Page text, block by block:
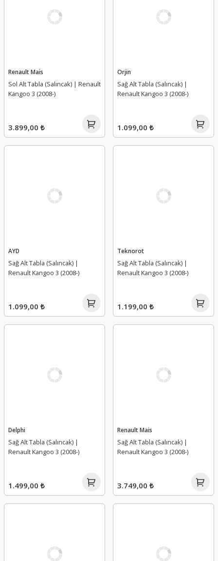
Renault Mais
Sol Alt Tabla (Salıncak) | Renault
Kangoo 3 (2008-)
3.899,00 ₺
Orjin
Sağ Alt Tabla (Salıncak) |
Renault Kangoo 3 (2008-)
1.099,00 ₺
AYD
Sağ Alt Tabla (Salıncak) |
Renault Kangoo 3 (2008-)
1.099,00 ₺
Teknorot
Sağ Alt Tabla (Salıncak) |
Renault Kangoo 3 (2008-)
1.199,00 ₺
Delphi
Sağ Alt Tabla (Salıncak) |
Renault Kangoo 3 (2008-)
1.499,00 ₺
Renault Mais
Sağ Alt Tabla (Salıncak) |
Renault Kangoo 3 (2008-)
3.749,00 ₺